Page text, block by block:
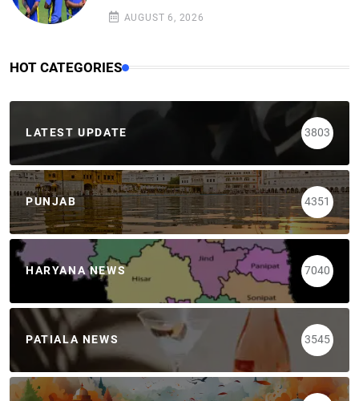
AUGUST 6, 2026
HOT CATEGORIES
LATEST UPDATE 3803
PUNJAB 4351
HARYANA NEWS 7040
PATIALA NEWS 3545